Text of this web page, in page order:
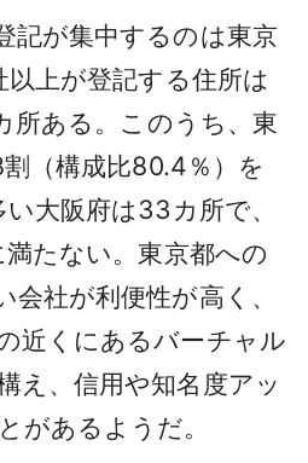
記が集中するのは東京
上が登記する住所は
所ある。このうち、東
（構成比80.4％）を
大阪府は33カ所で、
たない。東京都への
会社が利便性が高く、
近くにあるバーチャル
え、信用や知名度アッ
があるようだ。